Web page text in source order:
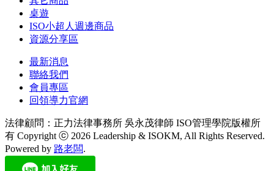
桌遊
ISO小超人週邊商品
資源分享區
最新消息
聯絡我們
會員專區
回領導力官網
法律顧問：正力法律事務所 吳永茂律師 ISO管理學院版權所
有 Copyright ⓒ 2026 Leadership & ISOKM, All Rights Reserved.
Powered by 路老闆.